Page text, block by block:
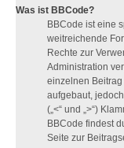
Was ist BBCode?
BBCode ist eine
weitreichende
Rechte zur
Administration
einzelnen
aufgebaut, jedoch
(„<“ und „>“)
BBCode findest
Seite zur